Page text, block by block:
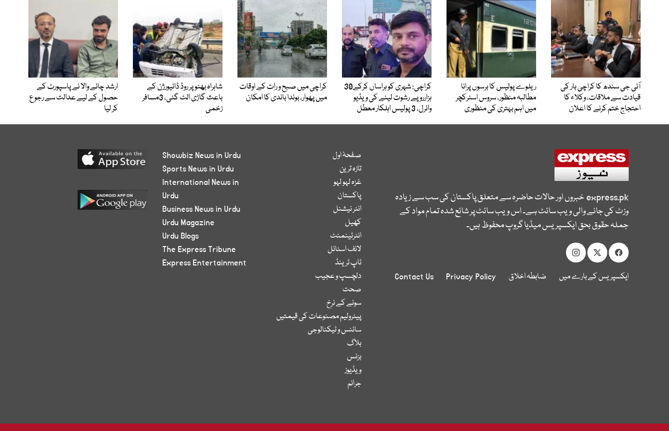
آئی جی سندھ کا کراچی بار کی
قیادت سے ملاقات، وکلاء کا
احتجاج ختم کرنے کا اعلان
ریلوے پولیس کا برسوں پرانا
مطالبہ منظور، سروس اسٹرکچر
میں اہم بہتری کی منظوری
کراچی: شہری کو ہراساں کرکے30
ہزارروپے رشوت لینے کی ویڈیو
وائرل، 3 پولیس اہلکار معطل
کراچی میں صبح و رات کے اوقات
میں پھوار، بوندا باندی کا امکان
شاہراہ بھٹو پر روڈ ڈائیورژن کے
باعث گاڑی الٹ گئی، 3مسافر
زخمی
ارشد چائے والا نے پاسپورٹ کے
حصول کے لیے عدالت سے رجوع
کر لیا
express.pkخبروں اور حالات حاضرہ سے متعلق پاکستان کی سب سے زیادہ
وزٹ کی جانے والی ویب سائٹ ہے۔ اس ویب سائٹ پر شائع شدہ تمام مواد کے
جملہ حقوق بحق ایکسپریس میڈیا گروپ محفوظ ہیں۔
ایکسپریس کے بارے میں ضابطہ اخلاق Privacy Policy
Contact Us
صفحۂ اول
تازہ ترین
غزہ لہو لہو
پاکستان
انٹر نیشنل
کھیل
انٹرٹینمنٹ
لائف اسٹائل
ٹاپ ٹرینڈ
دلچسپ و عجیب
صحت
سونے کے نرخ
پیٹرولیم مصنوعات کی قیمتیں
سائنس و ٹیکنالوجی
بلاگ
بزنس
ویڈیوز
جرائم
Showbiz News in Urdu
Sports News in Urdu
International News in
Urdu
Business News in Urdu
Urdu Magazine
Urdu Blogs
The Express Tribune
Express Entertainment